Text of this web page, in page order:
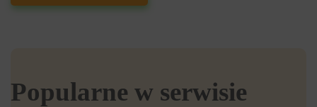
Popularne w serwisie